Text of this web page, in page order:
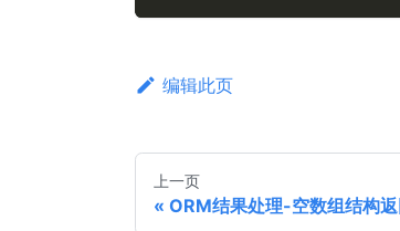
编辑此页
上一页
ORM结果处理-空数组结构返